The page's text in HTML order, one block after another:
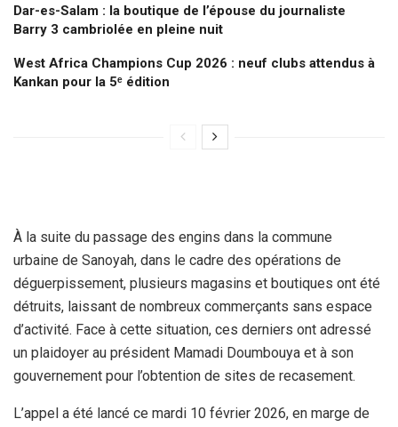
Dar-es-Salam : la boutique de l’épouse du journaliste
Barry 3 cambriolée en pleine nuit
West Africa Champions Cup 2026 : neuf clubs attendus à
Kankan pour la 5ᵉ édition
À la suite du passage des engins dans la commune
urbaine de Sanoyah, dans le cadre des opérations de
déguerpissement, plusieurs magasins et boutiques ont été
détruits, laissant de nombreux commerçants sans espace
d’activité. Face à cette situation, ces derniers ont adressé
un plaidoyer au président Mamadi Doumbouya et à son
gouvernement pour l’obtention de sites de recasement.
L’appel a été lancé ce mardi 10 février 2026, en marge de